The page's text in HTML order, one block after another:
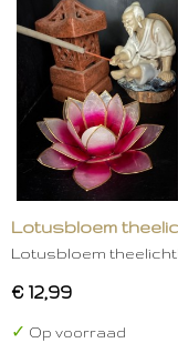
Lotusbloem
Lotusbloem
€ 12,99
✓ Op voorraad